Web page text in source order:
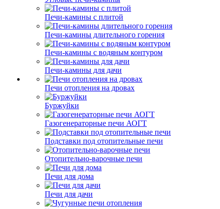
Печи-камины с плитой
Печи-камины длительного горения
Печи-камины с водяным контуром
Печи-камины для дачи
Печи отопления на дровах
Буржуйки
Газогенераторные печи АОГТ
Подставки под отопительные печи
Отопительно-варочные печи
Печи для дома
Печи для дачи